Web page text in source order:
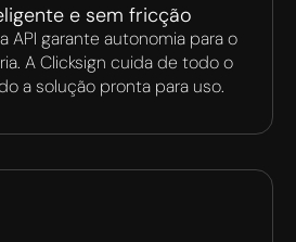
e sem fricção
API garante autonomia para o
A Clicksign cuida de todo o
a solução pronta para uso.